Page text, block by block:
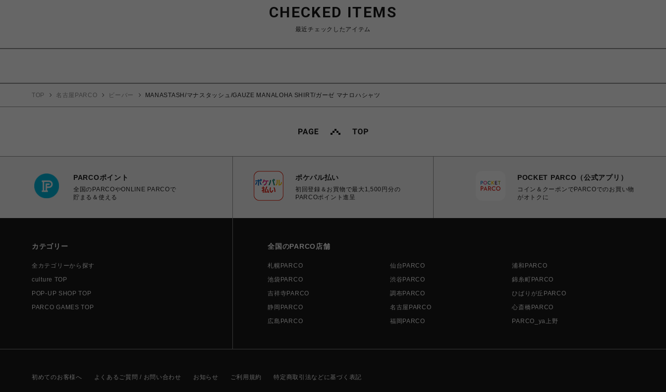
CHECKED ITEMS
最近チェックしたアイテム
TOP 名古屋PARCO ビーバー MANASTASH/マナスタッシュ/GAUZE MANALOHA SHIRT/ガーゼ マナロハシャツ
PARCOポイント
全国のPARCOやONLINE PARCOで
貯まる＆使える
ポケパル払い
初回登録＆お買物で最大1,500円分の
PARCOポイント進呈
POCKET PARCO（公式アプリ）
コイン＆クーポンでPARCOでのお買い物
がオトクに
カテゴリー
全カテゴリーから探す
culture TOP
POP-UP SHOP TOP
PARCO GAMES TOP
全国のPARCO店舗
札幌PARCO 仙台PARCO
浦和PARCO
池袋PARCO
渋谷PARCO
錦糸町PARCO
吉祥寺PARCO
調布PARCO
ひばりが丘PARCO
静岡PARCO
名古屋PARCO
心斎橋PARCO
広島PARCO
福岡PARCO PARCO_ya上野
初めてのお客様へ よくあるご質問 / お問い合わせ お知らせ ご利用規約 特定商取引法などに基づく表記